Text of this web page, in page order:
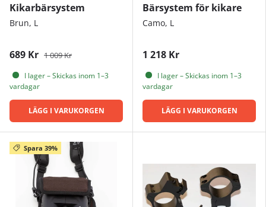
Kikarbärsystem
Brun, L
689 Kr 1 009 Kr
I lager – Skickas inom 1–3
vardagar
LÄGG I VARUKORGEN
Bärsystem för kikare
Camo, L
1 218 Kr
I lager – Skickas inom 1–3
vardagar
LÄGG I VARUKORGEN
Spara 39%